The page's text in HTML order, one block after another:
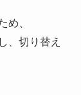
め、
、切り替え